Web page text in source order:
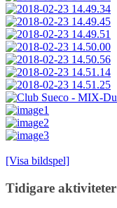
[Visa bildspel]
Tidigare aktiviteter